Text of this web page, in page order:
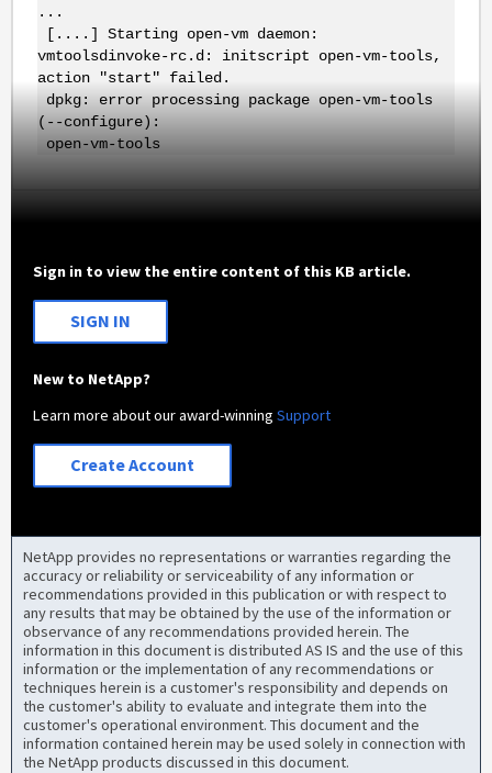
...
[....] Starting open-vm daemon:
vmtoolsdinvoke-rc.d: initscript open-vm-tools,
action "start" failed.
dpkg: error processing package open-vm-tools
(--configure):
open-vm-tools
Sign in to view the entire content of this KB article.
SIGN IN
New to NetApp?
Learn more about our award-winningSupport
Create Account
NetApp provides no representations or warranties regarding the
accuracy or reliability or serviceability of any information or
recommendations provided in this publication or with respect to
any results that may be obtained by the use of the information or
observance of any recommendations provided herein. The
information in this document is distributed AS IS and the use of this
information or the implementation of any recommendations or
techniques herein is a customer's responsibility and depends on
the customer's ability to evaluate and integrate them into the
customer's operational environment. This document and the
information contained herein may be used solely in connection with
the NetApp products discussed in this document.